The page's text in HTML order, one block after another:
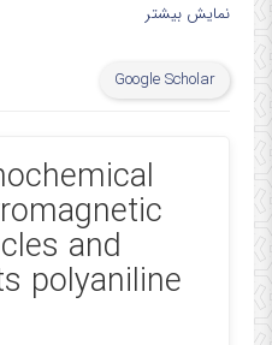
نمایش بیشتر
Google Scholar
and
polyaniline